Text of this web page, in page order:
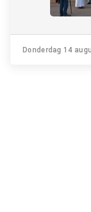
Donderdag 14